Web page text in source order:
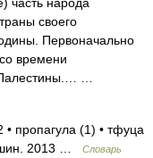
своего
Первоначально
времени
Палестины.… …
пропагула (1) • тфуца
2013 …
Словарь